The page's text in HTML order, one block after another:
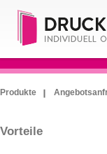
Produkte
Vorteile